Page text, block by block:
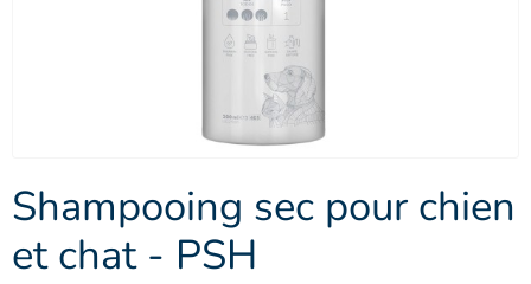
Shampooing sec pour chien
et chat - PSH